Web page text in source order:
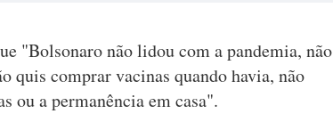
"Bolsonaro não lidou com a pandemia, não
quis comprar vacinas quando havia, não
ou a permanência em casa".